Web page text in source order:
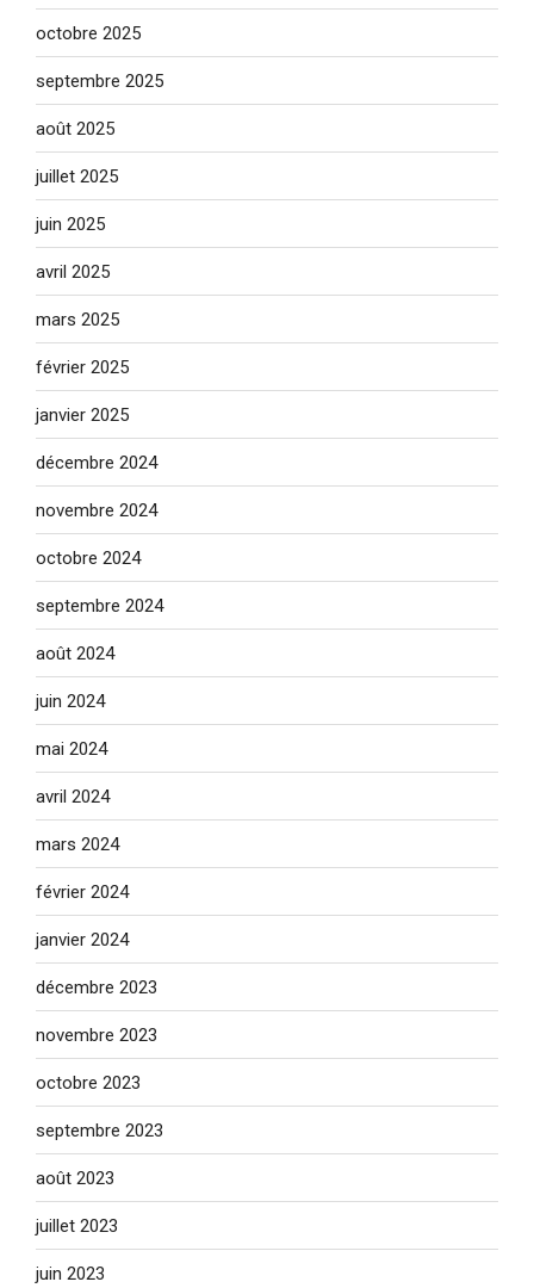
octobre 2025
septembre 2025
août 2025
juillet 2025
juin 2025
avril 2025
mars 2025
février 2025
janvier 2025
décembre 2024
novembre 2024
octobre 2024
septembre 2024
août 2024
juin 2024
mai 2024
avril 2024
mars 2024
février 2024
janvier 2024
décembre 2023
novembre 2023
octobre 2023
septembre 2023
août 2023
juillet 2023
juin 2023